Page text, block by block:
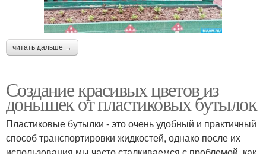
читать дальше →
Создание красивых цветов из
донышек от пластиковых бутылок
Пластиковые бутылки - это очень удобный и практичный
способ транспортировки жидкостей, однако после их